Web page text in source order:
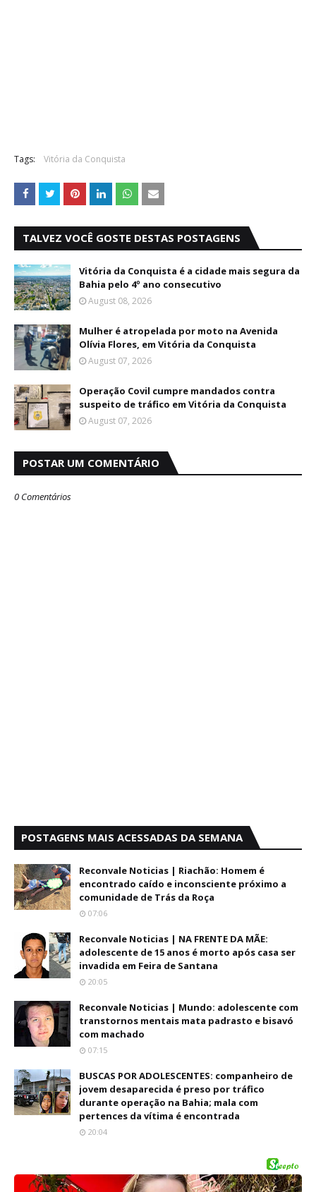
Tags: Vitória da Conquista
TALVEZ VOCÊ GOSTE DESTAS POSTAGENS
Vitória da Conquista é a cidade mais segura da
Bahia pelo 4º ano consecutivo
August 08, 2026
Mulher é atropelada por moto na Avenida
Olívia Flores, em Vitória da Conquista
August 07, 2026
Operação Covil cumpre mandados contra
suspeito de tráfico em Vitória da Conquista
August 07, 2026
POSTAR UM COMENTÁRIO
0 Comentários
POSTAGENS MAIS ACESSADAS DA SEMANA
Reconvale Noticias | Riachão: Homem é
encontrado caído e inconsciente próximo a
comunidade de Trás da Roça
07:06
Reconvale Noticias | NA FRENTE DA MÃE:
adolescente de 15 anos é morto após casa ser
invadida em Feira de Santana
20:05
Reconvale Noticias | Mundo: adolescente com
transtornos mentais mata padrasto e bisavó
com machado
07:15
BUSCAS POR ADOLESCENTES: companheiro de
jovem desaparecida é preso por tráfico
durante operação na Bahia; mala com
pertences da vítima é encontrada
20:04